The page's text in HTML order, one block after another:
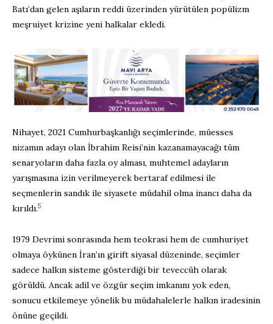
Batı’dan gelen aşıların reddi üzerinden yürütülen popülizm
meşruiyet krizine yeni halkalar ekledi.
Nihayet, 2021 Cumhurbaşkanlığı seçimlerinde, müesses
nizamın adayı olan İbrahim Reisi’nin kazanamayacağı tüm
senaryoların daha fazla oy alması, muhtemel adayların
yarışmasına izin verilmeyerek bertaraf edilmesi ile
seçmenlerin sandık ile siyasete müdahil olma inancı daha da
kırıldı.5
1979 Devrimi sonrasında hem teokrasi hem de cumhuriyet
olmaya öykünen İran’ın girift siyasal düzeninde, seçimler
sadece halkın sisteme gösterdiği bir teveccüh olarak
görüldü. Ancak adil ve özgür seçim imkanını yok eden,
sonucu etkilemeye yönelik bu müdahalelerle halkın iradesinin
önüne geçildi.